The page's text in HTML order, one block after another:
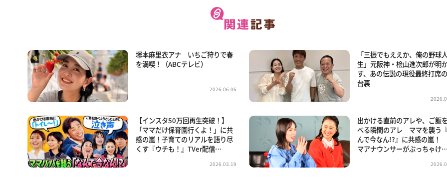
塚本麻里衣アナ いちご狩りで春
を満喫！（ABCテレビ）
2026.06.06
「三振でもええか、俺の野球人
生」元阪神・桧山進次郎が明
す、あの伝説の現役最終打席
台裏
【インスタ50万回再生突破！】
「ママだけ保育園行くよ！」に共
感の嵐！子育てのリアルを語り尽
くす『ウチも！』TVer配信…
2026.03.19
出かける直前のアレや、ご飯
べる瞬間のアレ ママを襲う
んで今なん!?』に共感の嵐！
マアナウンサーがぶっちゃけ…